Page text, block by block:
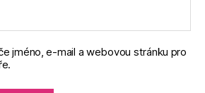
jméno, e-mail a webovou stránku pro